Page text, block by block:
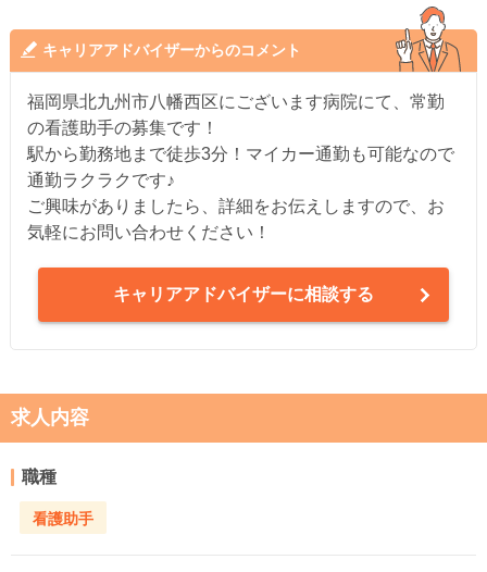
キャリアアドバイザーからのコメント
福岡県北九州市八幡西区にございます病院にて、常勤
の看護助手の募集です！
駅から勤務地まで徒歩3分！マイカー通勤も可能なので
通勤ラクラクです♪
ご興味がありましたら、詳細をお伝えしますので、お
気軽にお問い合わせください！
キャリアアドバイザーに相談する
求人内容
職種
看護助手